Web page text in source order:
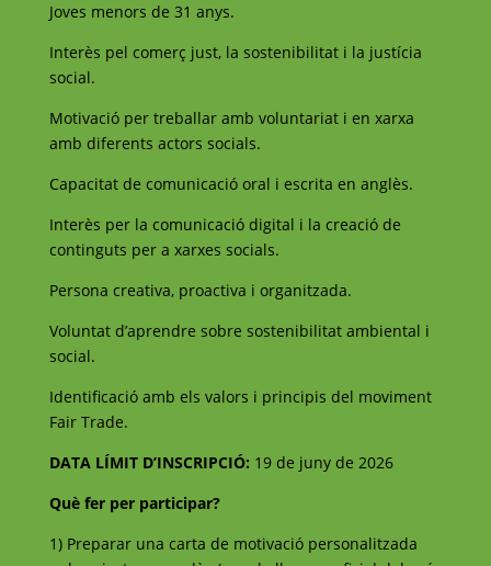
Joves menors de 31 anys.
Interès pel comerç just, la sostenibilitat i la justícia
social.
Motivació per treballar amb voluntariat i en xarxa
amb diferents actors socials.
Capacitat de comunicació oral i escrita en anglès.
Interès per la comunicació digital i la creació de
continguts per a xarxes socials.
Persona creativa, proactiva i organitzada.
Voluntat d’aprendre sobre sostenibilitat ambiental i
social.
Identificació amb els valors i principis del moviment
Fair Trade.
DATA LÍMIT D’INSCRIPCIÓ: 19 de juny de 2026
Què fer per participar?
1) Preparar una carta de motivació personalitzada